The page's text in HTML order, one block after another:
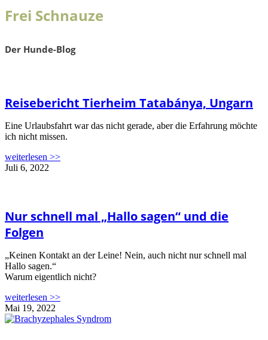
Frei Schnauze
Der Hunde-Blog
Reisebericht Tierheim Tatabánya, Ungarn
Eine Urlaubsfahrt war das nicht gerade, aber die Erfahrung möchte
ich nicht missen.
weiterlesen >>
Juli 6, 2022
Nur schnell mal „Hallo sagen“ und die
Folgen
„Keinen Kontakt an der Leine! Nein, auch nicht nur schnell mal
Hallo sagen.“
Warum eigentlich nicht?
weiterlesen >>
Mai 19, 2022